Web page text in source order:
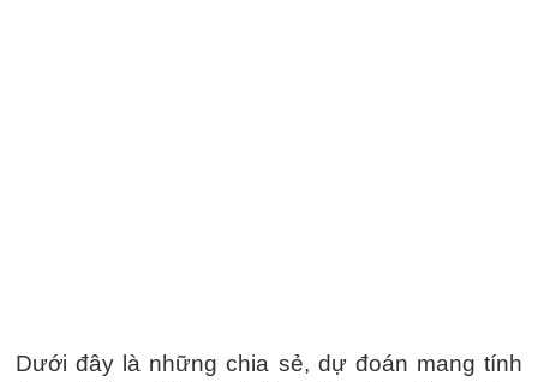
Dưới đây là những chia sẻ, dự đoán mang tính